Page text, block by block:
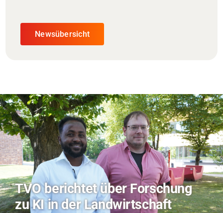
Newsübersicht
Hitze-Aktionstag: Hochschule
Coburg im Radio Bamberg